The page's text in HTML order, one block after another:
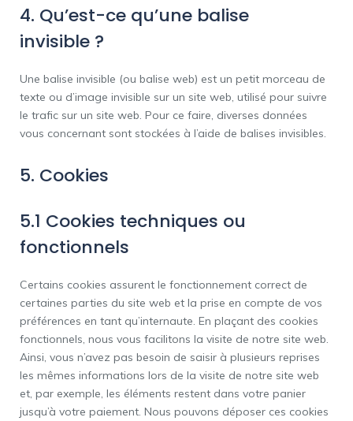
4. Qu’est-ce qu’une balise
invisible ?
Une balise invisible (ou balise web) est un petit morceau de
texte ou d’image invisible sur un site web, utilisé pour suivre
le trafic sur un site web. Pour ce faire, diverses données
vous concernant sont stockées à l’aide de balises invisibles.
5. Cookies
5.1 Cookies techniques ou
fonctionnels
Certains cookies assurent le fonctionnement correct de
certaines parties du site web et la prise en compte de vos
préférences en tant qu’internaute. En plaçant des cookies
fonctionnels, nous vous facilitons la visite de notre site web.
Ainsi, vous n’avez pas besoin de saisir à plusieurs reprises
les mêmes informations lors de la visite de notre site web
et, par exemple, les éléments restent dans votre panier
jusqu’à votre paiement. Nous pouvons déposer ces cookies